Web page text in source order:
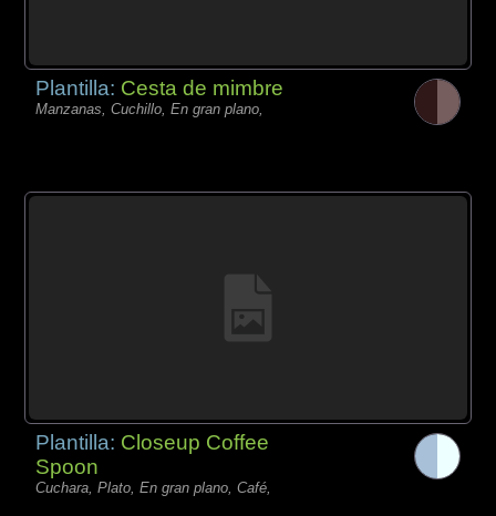
Plantilla: Cesta de mimbre
Manzanas, Cuchillo, En gran plano,
Plantilla: Closeup Coffee
Spoon
Cuchara, Plato, En gran plano, Café,